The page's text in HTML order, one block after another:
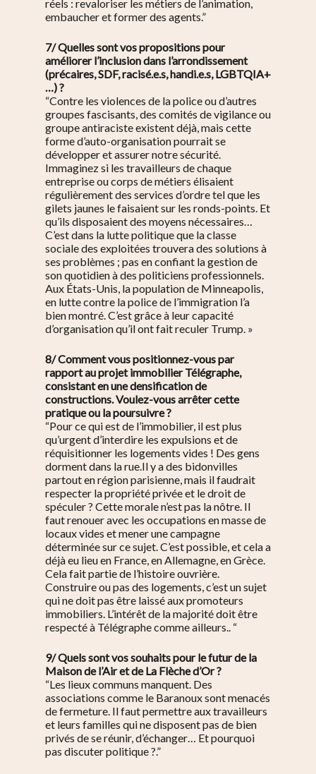
réels : revaloriser les métiers de l’animation,
embaucher et former des agents.”
7/ Quelles sont vos propositions pour
améliorer l’inclusion dans l’arrondissement
(précaires, SDF, racisé.e.s, handi.e.s, LGBTQIA+
…) ?
“Contre les violences de la police ou d’autres
groupes fascisants, des comités de vigilance ou
groupe antiraciste existent déjà, mais cette
forme d’auto-organisation pourrait se
développer et assurer notre sécurité.
Immaginez si les travailleurs de chaque
entreprise ou corps de métiers élisaient
régulièrement des services d’ordre tel que les
gilets jaunes le faisaient sur les ronds-points. Et
qu’ils disposaient des moyens nécessaires…
C’est dans la lutte politique que la classe
sociale des exploitées trouvera des solutions à
ses problèmes ; pas en confiant la gestion de
son quotidien à des politiciens professionnels.
Aux États-Unis, la population de Minneapolis,
en lutte contre la police de l’immigration l’a
bien montré. C’est grâce à leur capacité
d’organisation qu’il ont fait reculer Trump. »
8/ Comment vous positionnez-vous par
rapport au projet immobilier Télégraphe,
consistant en une densification de
constructions. Voulez-vous arrêter cette
pratique ou la poursuivre ?
“Pour ce qui est de l’immobilier, il est plus
qu’urgent d’interdire les expulsions et de
réquisitionner les logements vides ! Des gens
dorment dans la rue.Il y a des bidonvilles
partout en région parisienne, mais il faudrait
respecter la propriété privée et le droit de
spéculer ? Cette morale n’est pas la nôtre. Il
faut renouer avec les occupations en masse de
locaux vides et mener une campagne
déterminée sur ce sujet. C’est possible, et cela a
déjà eu lieu en France, en Allemagne, en Grèce.
Cela fait partie de l’histoire ouvrière.
Construire ou pas des logements, c’est un sujet
qui ne doit pas être laissé aux promoteurs
immobiliers. L’intérêt de la majorité doit être
respecté à Télégraphe comme ailleurs.. “
9/ Quels sont vos souhaits pour le futur de la
Maison de l’Air et de La Flèche d’Or ?
“Les lieux communs manquent. Des
associations comme le Baranoux sont menacés
de fermeture. Il faut permettre aux travailleurs
et leurs familles qui ne disposent pas de bien
privés de se réunir, d’échanger… Et pourquoi
pas discuter politique ?.”
Au quotidien
Histoire
Immobilier
Politique locale
Se régaler
Restos
Se bouger
Agenda
Culture
Enfants
Sport & bien-être
Par quartier
Belleville /
Jourdain
Pelleport / Saint-
Télégraphe
Père Lachaise /
Plaine Lagny
Saint-Blaise / Réunion
À propos
Nous Soutenir